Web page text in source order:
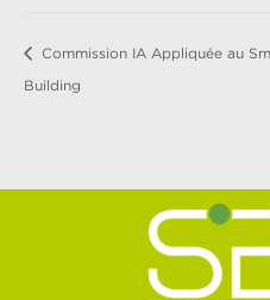
Commission IA Appliquée au
Building